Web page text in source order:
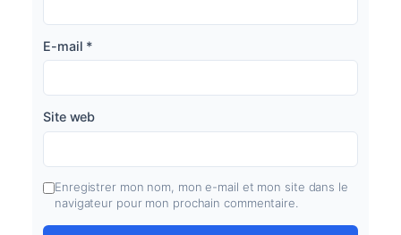
E-mail *
Site web
Enregistrer mon nom, mon e-mail et mon site dans le
navigateur pour mon prochain commentaire.